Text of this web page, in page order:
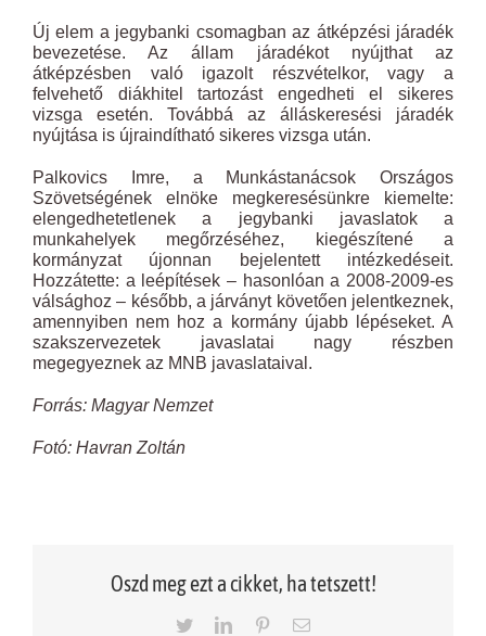
Új elem a jegybanki csomagban az átképzési járadék
bevezetése. Az állam járadékot nyújthat az
átképzésben való igazolt részvételkor, vagy a
felvehető diákhitel tartozást engedheti el sikeres
vizsga esetén. Továbbá az álláskeresési járadék
nyújtása is újraindítható sikeres vizsga után.
Palkovics Imre, a Munkástanácsok Országos
Szövetségének elnöke megkeresésünkre kiemelte:
elengedhetetlenek a jegybanki javaslatok a
munkahelyek megőrzéséhez, kiegészítené a
kormányzat újonnan bejelentett intézkedéseit.
Hozzátette: a leépítések – hasonlóan a 2008-2009-es
válsághoz – később, a járványt követően jelentkeznek,
amennyiben nem hoz a kormány újabb lépéseket. A
szakszervezetek javaslatai nagy részben
megegyeznek az MNB javaslataival.
Forrás: Magyar Nemzet
Fotó: Havran Zoltán
Oszd meg ezt a cikket, ha tetszett!
TwitterLinkedInPinterestEmail